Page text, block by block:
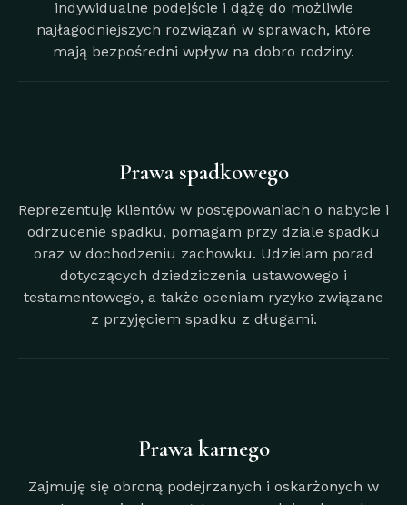
indywidualne podejście i dążę do możliwie
najłagodniejszych rozwiązań w sprawach, które
mają bezpośredni wpływ na dobro rodziny.
Prawa spadkowego
Reprezentuję klientów w postępowaniach o nabycie i
odrzucenie spadku, pomagam przy dziale spadku
oraz w dochodzeniu zachowku. Udzielam porad
dotyczących dziedziczenia ustawowego i
testamentowego, a także oceniam ryzyko związane
z przyjęciem spadku z długami.
Prawa karnego
Zajmuję się obroną podejrzanych i oskarżonych w